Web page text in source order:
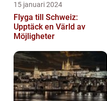
15 januari 2024
Flyga till Schweiz:
Upptäck en Värld av
Möjligheter